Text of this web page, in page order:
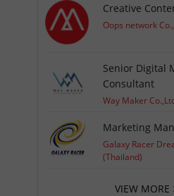
Creative
Oops network
Senior Digital
Consultant
Way Maker
Marketing
Galaxy Racer
(Thailand)
VIEW MORE